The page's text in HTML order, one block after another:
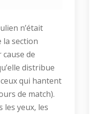
n’était
la section
de
distribue
qui hantent
de match).
les yeux, les